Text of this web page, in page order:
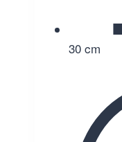
30 cm